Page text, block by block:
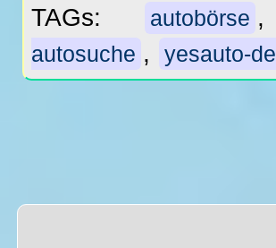
TAGs: autobörse ,
autosuche , yesauto-de